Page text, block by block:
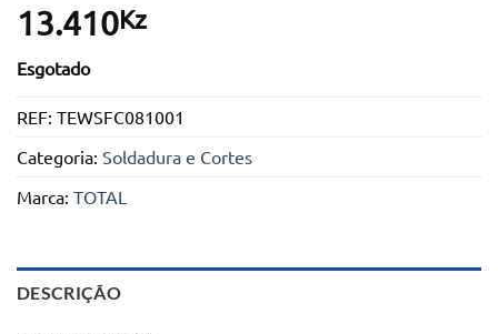
13.410Kz
Esgotado
REF: TEWSFC081001
Categoria: Soldadura e Cortes
Marca: TOTAL
DESCRIÇÃO